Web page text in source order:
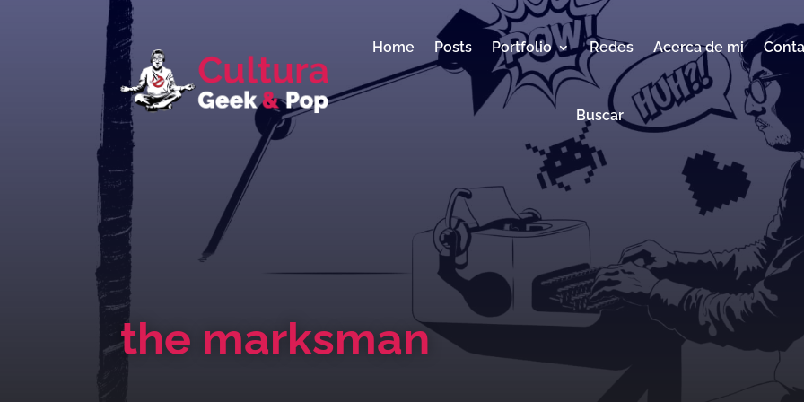
Home Posts Portfolio Redes Acerca de mi
Buscar
the marksman